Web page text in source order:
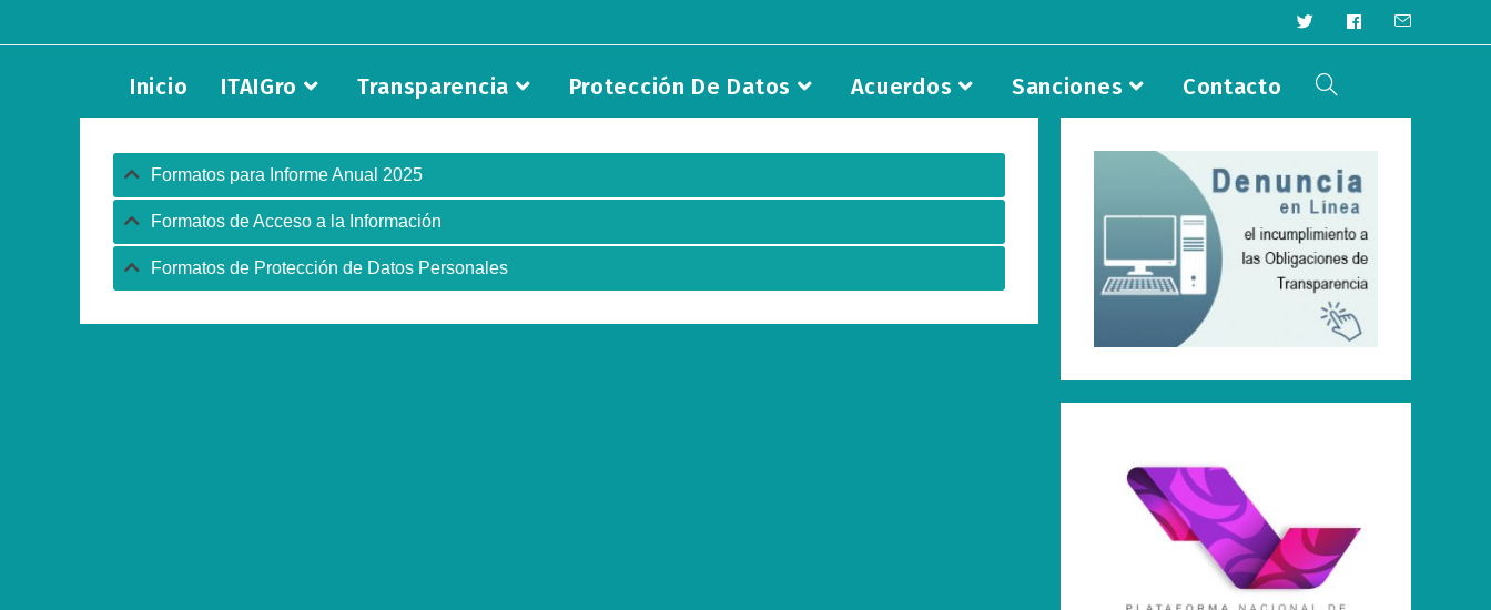
al
Inicio ITAIGro Transparencia Protección De Datos Acuerdos Sanciones Contacto
Formatos para Informe Anual 2025
Formatos de Acceso a la Información
Formatos de Protección de Datos Personales